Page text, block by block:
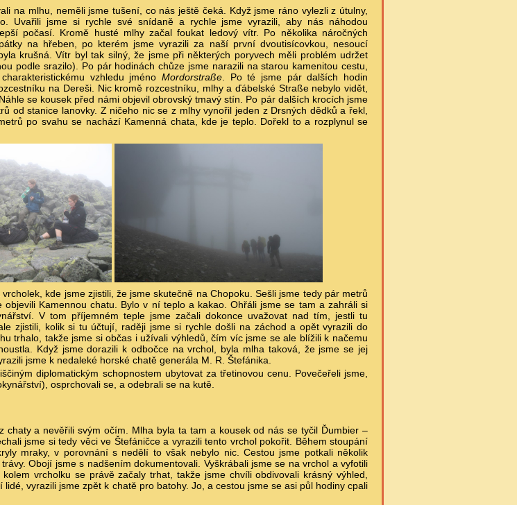
na mlhu, neměli jsme tušení, co nás ještě čeká. Když jsme ráno vylezli z útulny,
Uvařili jsme si rychle své snídaně a rychle jsme vyrazili, aby nás náhodou
počasí. Kromě husté mlhy začal foukat ledový vítr. Po několika náročných
na hřeben, po kterém jsme vyrazili za naší první dvoutisícovkou, nesoucí
krušná. Vítr byl tak silný, že jsme při některých poryvech měli problém udržet
podle srazilo). Po pár hodinách chůze jsme narazili na starou kamenitou cestu,
vzhledu jménoMordorstraße . Po té jsme pár dalších hodin
na Dereši. Nic kromě rozcestníku, mlhy a ďábelské Straße nebylo vidět,
se kousek před námi objevil obrovský tmavý stín. Po pár dalších krocích jsme
od stanice lanovky. Z ničeho nic se z mlhy vynořil jeden z Drsných dědků a řekl,
po svahu se nachází Kamenná chata, kde je teplo. Dořekl to a rozplynul se
kde jsme zjistili, že jsme skutečně na Chopoku. Sešli jsme tedy pár metrů
objevili Kamennou chatu. Bylo v ní teplo a kakao. Ohřáli jsme se tam a zahráli si
V tom příjemném teple jsme začali dokonce uvažovat nad tím, jestli tu
zjistili, kolik si tu účtují, raději jsme si rychle došli na záchod a opět vyrazili do
trhalo, takže jsme si občas i užívali výhledů, čím víc jsme se ale blížili k načemu
Když jsme dorazili k odbočce na vrchol, byla mlha taková, že jsme se jej
jsme k nedaleké horské chatě generála M. R. Štefánika.
diplomatickým schopnostem ubytovat za třetinovou cenu. Povečeřeli jsme,
osprchovali se, a odebrali se na kutě.
chaty a nevěřili svým očím. Mlha byla ta tam a kousek od nás se tyčil Ďumbier –
jsme si tedy věci ve Štefáničce a vyrazili tento vrchol pokořit. Během stoupání
mraky, v porovnání s nedělí to však nebylo nic. Cestou jsme potkali několik
Obojí jsme s nadšením dokumentovali. Vyškrábali jsme se na vrchol a vyfotili
vrcholku se právě začaly trhat, takže jsme chvíli obdivovali krásný výhled,
lidé, vyrazili jsme zpět k chatě pro batohy. Jo, a cestou jsme se asi půl hodiny cpali